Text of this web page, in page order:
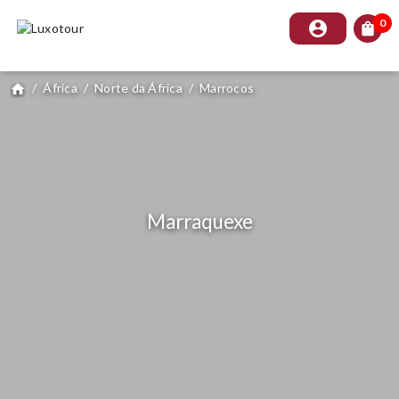
account_circle shopping_bag 0
home / África / Norte da África / Marrocos
Marraquexe